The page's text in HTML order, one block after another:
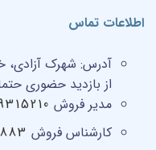
اطلاعات تماس
آدرس: شهرک آزادی،
از بازدید حضوری
مدیر فروش
کارشناس فروش